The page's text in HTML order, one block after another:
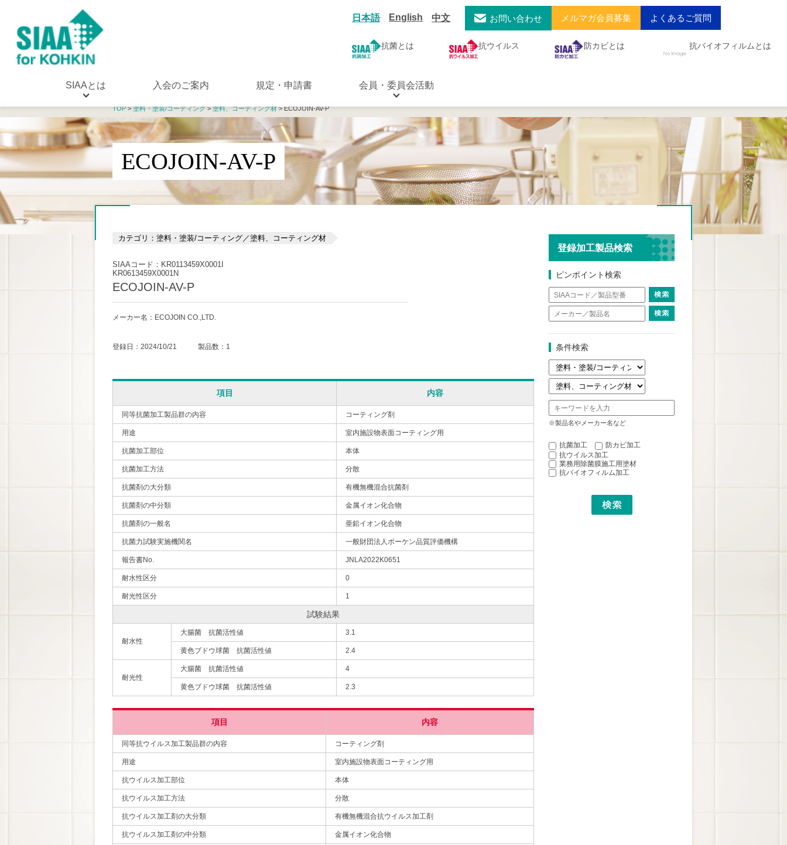
日本語 English 中文 お問い合わせ メルマガ会員募集 よくあるご質問
抗菌とは 抗ウイルス 防カビとは 抗バイオフィルムとは
SIAAとは 入会のご案内 規定・申請書 会員・委員会活動
TOP>塗料・塗装/コーティング>塗料、コーティング材> ECOJOIN-AV-P
ECOJOIN-AV-P
カテゴリ：塗料・塗装/コーティング／塗料、コーティング材
SIAAコード：KR0113459X0001I
KR0613459X0001N
ECOJOIN-AV-P
メーカー名：ECOJOIN CO.,LTD.
登録日：2024/10/21 製品数：1
項目 内容
同等抗菌加工製品群の内容 コーティング剤
用途 室内施設物表面コーティング用
抗菌加工部位 本体
抗菌加工方法 分散
抗菌剤の大分類 有機無機混合抗菌剤
抗菌剤の中分類 金属イオン化合物
抗菌剤の一般名 亜鉛イオン化合物
抗菌力試験実施機関名 一般財団法人ボーケン品質評価機構
報告書No. JNLA2022K0651
耐水性区分 0
耐光性区分 1
試験結果
耐水性
大腸菌 抗菌活性値 3.1
黄色ブドウ球菌 抗菌活性値 2.4
耐光性
大腸菌 抗菌活性値 4
黄色ブドウ球菌 抗菌活性値 2.3
項目 内容
同等抗ウイルス加工製品群の内容 コーティング剤
用途 室内施設物表面コーティング用
抗ウイルス加工部位 本体
抗ウイルス加工方法 分散
抗ウイルス加工剤の大分類 有機無機混合抗ウイルス加工剤
抗ウイルス加工剤の中分類 金属イオン化合物
登録加工製品検索
ピンポイント検索
条件検索
※製品名やメーカー名など
抗菌加工
防カビ加工
抗ウイルス加工
業務用除菌膜施工用塗材
抗バイオフィルム加工